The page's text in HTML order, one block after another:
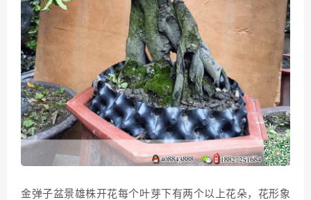
金弹子盆景雄株开花每个叶芽下有两个以上花朵，花形象